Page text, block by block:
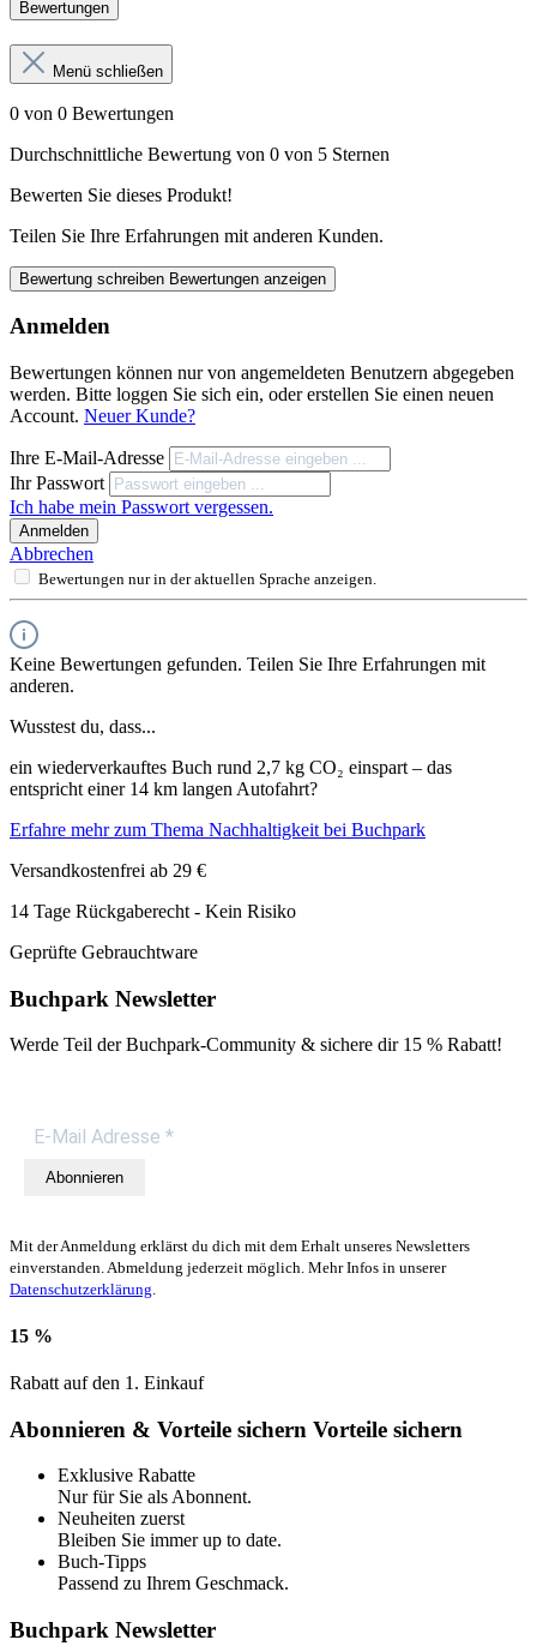
Bewertungen
Menü schließen
0 von 0 Bewertungen
Durchschnittliche Bewertung von 0 von 5 Sternen
Bewerten Sie dieses Produkt!
Teilen Sie Ihre Erfahrungen mit anderen Kunden.
Bewertung schreiben Bewertungen anzeigen
Anmelden
Bewertungen können nur von angemeldeten Benutzern abgegeben
werden. Bitte loggen Sie sich ein, oder erstellen Sie einen neuen
Account. Neuer Kunde?
Ihre E-Mail-Adresse
Ihr Passwort
Ich habe mein Passwort vergessen.
Anmelden
Abbrechen
Bewertungen nur in der aktuellen Sprache anzeigen.
Keine Bewertungen gefunden. Teilen Sie Ihre Erfahrungen mit
anderen.
Wusstest du, dass...
ein wiederverkauftes Buch rund 2,7 kg CO₂ einspart – das
entspricht einer 14 km langen Autofahrt?
Erfahre mehr zum Thema Nachhaltigkeit bei Buchpark
Versandkostenfrei ab 29 €
14 Tage Rückgaberecht - Kein Risiko
Geprüfte Gebrauchtware
Buchpark Newsletter
Werde Teil der Buchpark-Community & sichere dir 15 % Rabatt!
Abonnieren
Mit der Anmeldung erklärst du dich mit dem Erhalt unseres Newsletters
einverstanden. Abmeldung jederzeit möglich. Mehr Infos in unserer
Datenschutzerklärung.
15 %
Rabatt auf den 1. Einkauf
Abonnieren & Vorteile sichern Vorteile sichern
Exklusive Rabatte
Nur für Sie als Abonnent.
Neuheiten zuerst
Bleiben Sie immer up to date.
Buch-Tipps
Passend zu Ihrem Geschmack.
Buchpark Newsletter